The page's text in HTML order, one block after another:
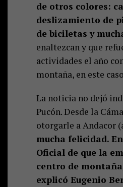
de otros colores:
deslizamiento de
de biciletas y
enaltezcan y que
actividades el año
montaña, en este
La noticia no dejó
Pucón. Desde la
otorgarle a Andacor
mucha felicidad.
Oficial de que la
centro de
explicó Eugenio